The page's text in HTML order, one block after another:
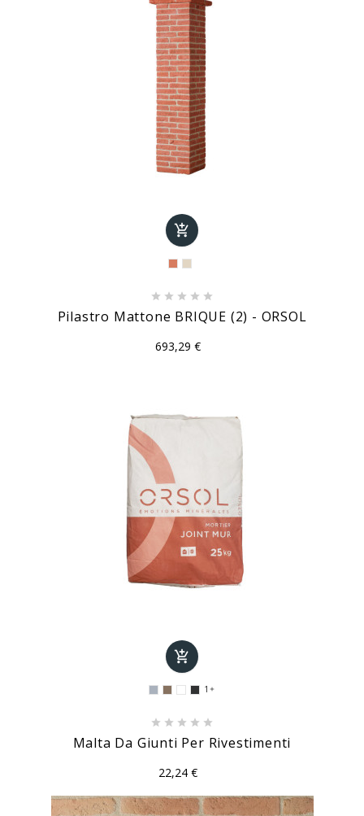

    
Pilastro Mattone BRIQUE (2) - ORSOL
693,29 €

1 
    
Malta Da Giunti Per Rivestimenti
22,24 €